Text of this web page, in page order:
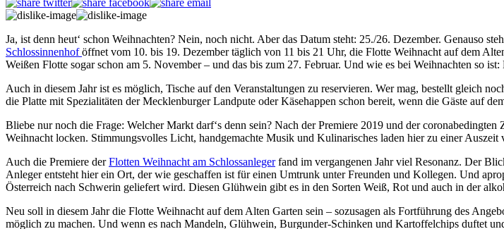
Ja, ist denn heut‘ schon Weihnachten? Nein, noch nicht. Aber das Datum steht: 25./26. Dezember. Genauso
Schlossinnenhoföffnet vom 10. bis 19. Dezember täglich von 11 bis 21 Uhr, die Flotte Weihnacht auf dem
Weißen Flotte sogar schon am 5. November – und das bis zum 27. Februar. Und wie es bei Weihnachten so
Auch in diesem Jahr ist es möglich, Tische auf den Veranstaltungen zu reservieren. Wer mag, bestellt gleich
die Platte mit Spezialitäten der Mecklenburger Landpute oder Käsehappen schon bereit, wenn die Gäste auf
Bliebe nur noch die Frage: Welcher Markt darf‘s denn sein? Nach der Premiere 2019 und der
Weihnacht locken. Stimmungsvolles Licht, handgemachte Musik und Kulinarisches laden hier zu einer
Auch die Premiere derFlotten Weihnacht am Schlossanlegerfand im vergangenen Jahr viel Resonanz. Der
Anleger entsteht hier ein Ort, der wie geschaffen ist für einen Umtrunk unter Freunden und Kollegen. Und
Österreich nach Schwerin geliefert wird. Diesen Glühwein gibt es in den Sorten Weiß, Rot und auch in der
Neu soll in diesem Jahr die Flotte Weihnacht auf dem Alten Garten sein – sozusagen als Fortführung des
möglich zu machen. Und wenn es nach Mandeln, Glühwein, Burgunder-Schinken und Kartoffelchips duftet